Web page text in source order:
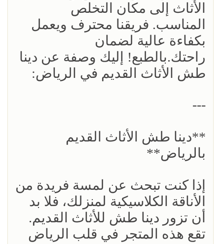
الأثاث إلى مكان التخلص
المناسب. فريقنا محترف ويعمل
بكفاءة عالية لضمان
راحتك.بالطبع! إليك وصفة عن دينا
طش الأثاث القديم في الرياض:
---
**دينا طش الأثاث القديم
بالرياض**
إذا كنت تبحث عن لمسة فريدة من
الأناقة الكلاسيكية لمنزلك، فلا بد
أن تزور دينا طش للأثاث القديم.
تقع هذه المتجر في قلب الرياض